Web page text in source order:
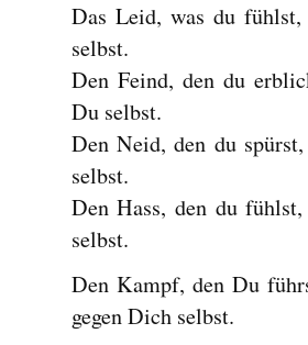
Das Leid, was du fühlst,
selbst.
Den Feind, den du
Du selbst.
Den Neid, den du
selbst.
Den Hass, den du
selbst.
Den Kampf, den Du
gegen Dich selbst.